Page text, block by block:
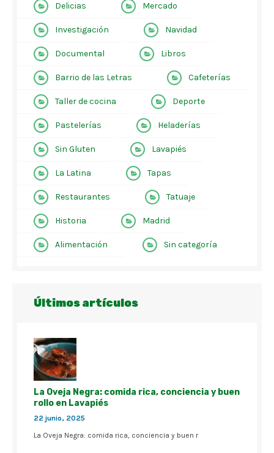
Delicias Mercado
Investigación Navidad
Documental Libros
Barrio de las Letras Cafeterías
Taller de cocina Deporte
Pastelerías Heladerías
Sin Gluten Lavapiés
La Latina Tapas
Restaurantes Tatuaje
Historia Madrid
Alimentación Sin categoría
Últimos artículos
La Oveja Negra: comida rica, conciencia y buen
rollo en Lavapiés
22 junio, 2025
La Oveja Negra: comida rica, conciencia y buen r